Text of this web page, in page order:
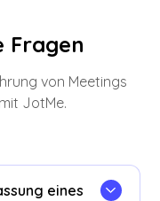
Fragen
von Meetings
JotMe.
eines